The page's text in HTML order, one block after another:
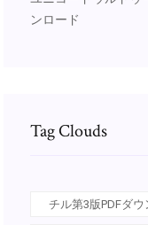
ンロード
Tag Clouds
チル第3版PDFダ